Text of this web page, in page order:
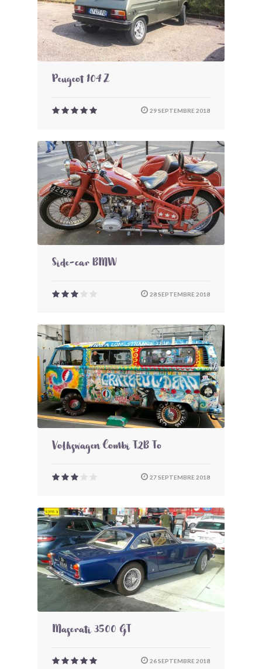
Peugeot 104 Z
29 SEPTEMBRE 2018
Side-car BMW
28 SEPTEMBRE 2018
Volkswagen Combi T2B To
27 SEPTEMBRE 2018
Maserati 3500 GT
26 SEPTEMBRE 2018